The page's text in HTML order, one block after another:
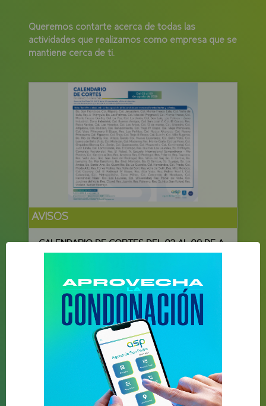
Queremos contarte acerca de todas las
actividades que realizamos como empresa que se
mantiene cerca de ti.
AVISOS
CALENDARIO DE CORTES DEL 03 AL 09 DE AGOSTO DE 2026
Fecha: 03-08-2026